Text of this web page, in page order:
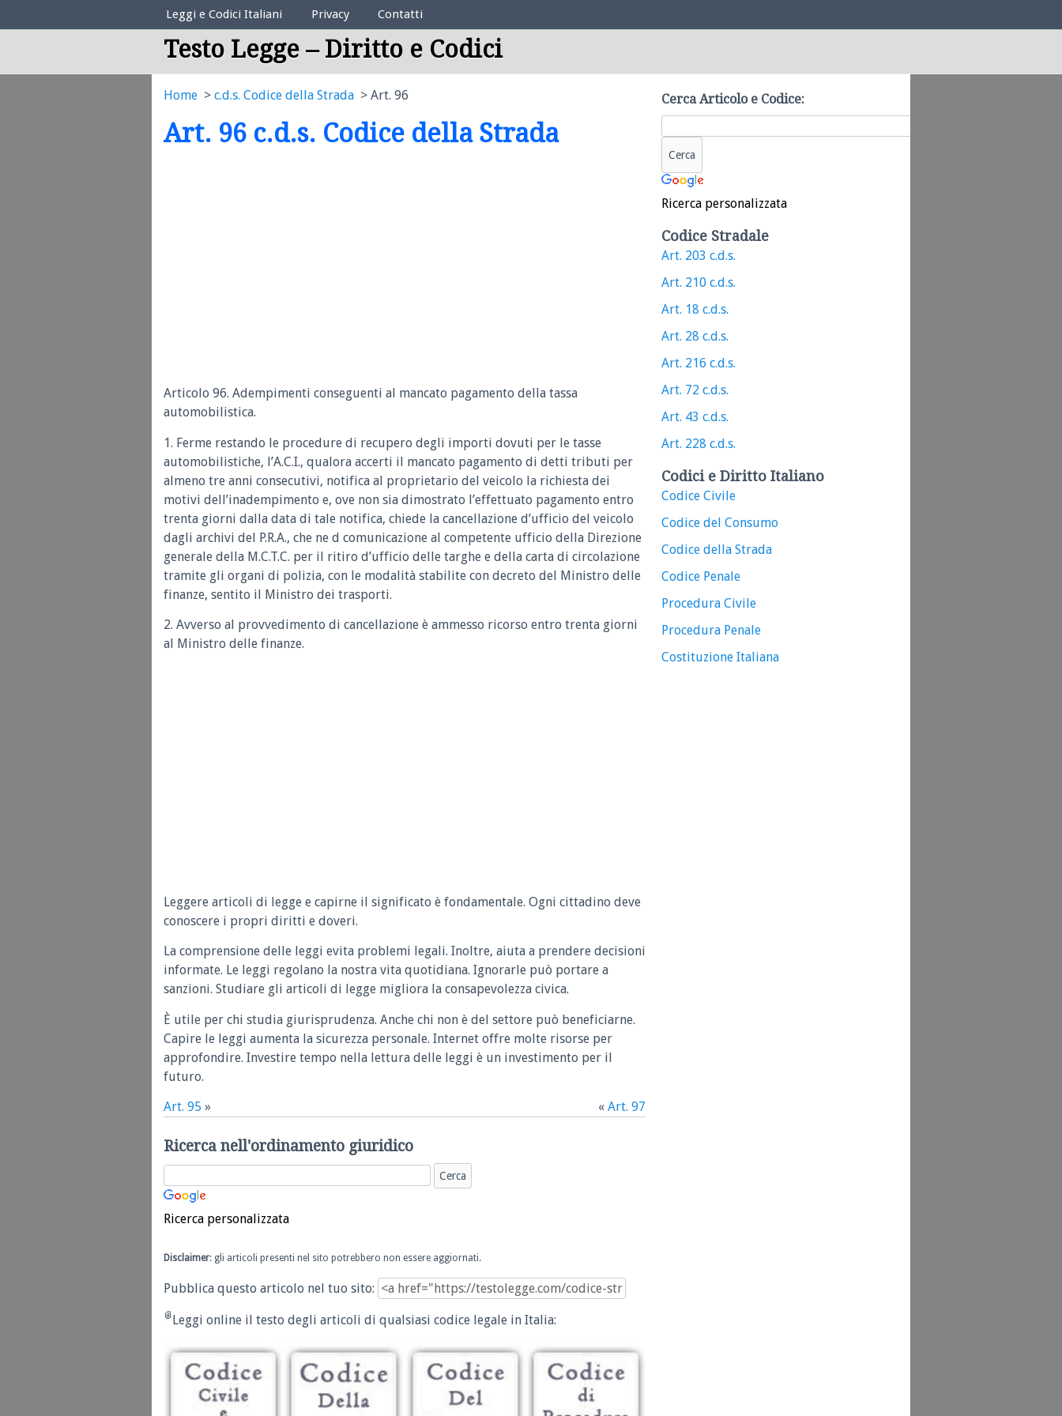
Elenco Codici Legali
Leggi e Codici Italiani Privacy Contatti
Testo Legge – Diritto e Codici
Home c.d.s. Codice della Strada Art. 96
Art. 96 c.d.s. Codice della Strada
Articolo 96. Adempimenti conseguenti al mancato pagamento della tassa
automobilistica.
1. Ferme restando le procedure di recupero degli importi dovuti per le tasse
automobilistiche, l’A.C.I., qualora accerti il mancato pagamento di detti tributi per
almeno tre anni consecutivi, notifica al proprietario del veicolo la richiesta dei
motivi dell’inadempimento e, ove non sia dimostrato l’effettuato pagamento entro
trenta giorni dalla data di tale notifica, chiede la cancellazione d’ufficio del veicolo
dagli archivi del P.R.A., che ne d comunicazione al competente ufficio della Direzione
generale della M.C.T.C. per il ritiro d’ufficio delle targhe e della carta di circolazione
tramite gli organi di polizia, con le modalità stabilite con decreto del Ministro delle
finanze, sentito il Ministro dei trasporti.
2. Avverso al provvedimento di cancellazione è ammesso ricorso entro trenta giorni
al Ministro delle finanze.
Leggere articoli di legge e capirne il significato è fondamentale. Ogni cittadino deve
conoscere i propri diritti e doveri.
La comprensione delle leggi evita problemi legali. Inoltre, aiuta a prendere decisioni
informate. Le leggi regolano la nostra vita quotidiana. Ignorarle può portare a
sanzioni. Studiare gli articoli di legge migliora la consapevolezza civica.
È utile per chi studia giurisprudenza. Anche chi non è del settore può beneficiarne.
Capire le leggi aumenta la sicurezza personale. Internet offre molte risorse per
approfondire. Investire tempo nella lettura delle leggi è un investimento per il
futuro.
Art. 95 » « Art. 97
Ricerca nell'ordinamento giuridico
Ricerca personalizzata
Disclaimer: gli articoli presenti nel sito potrebbero non essere aggiornati.
Pubblica questo articolo nel tuo sito:
Leggi online il testo degli articoli di qualsiasi codice legale in Italia:
Cerca Articolo e Codice:
Ricerca personalizzata
Codice Stradale
Art. 203 c.d.s.
Art. 210 c.d.s.
Art. 18 c.d.s.
Art. 28 c.d.s.
Art. 216 c.d.s.
Art. 72 c.d.s.
Art. 43 c.d.s.
Art. 228 c.d.s.
Codici e Diritto Italiano
Codice Civile
Codice del Consumo
Codice della Strada
Codice Penale
Procedura Civile
Procedura Penale
Costituzione Italiana